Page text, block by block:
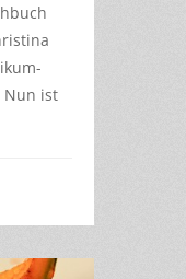
Nun ist